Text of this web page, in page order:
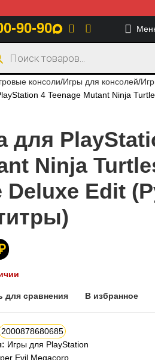
90-90
консоли Игры для консолей
4 Teenage Mutant Ninja
для
Ninja
Deluxe Edit
для сравнения В избранное
2000878680685
Игры для PlayStation
Evil Megacorp